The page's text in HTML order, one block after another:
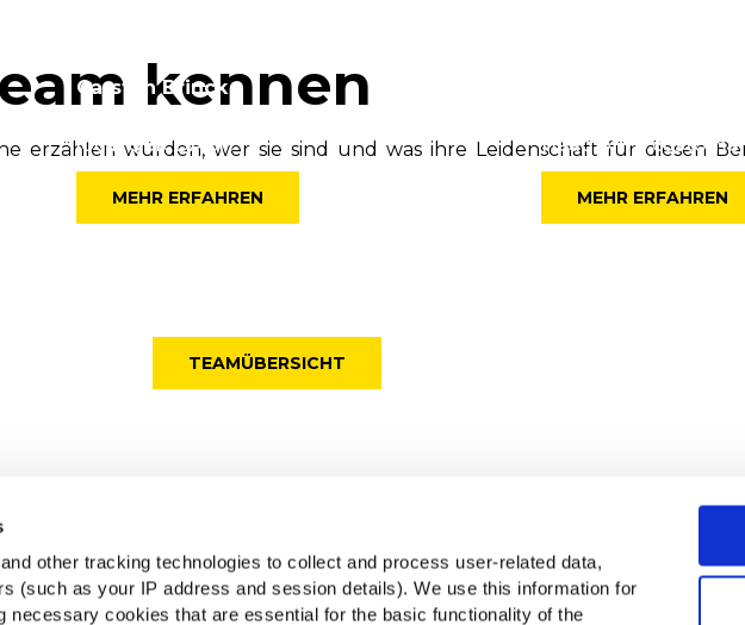
other tracking technologies to collect and process user-related data,
(such as your IP address and session details). We use this information for
necessary cookies that are essential for the basic functionality of the
kennen
erzählen würden, wer sie sind und was ihre Leidenschaft für diesen
Carsten Brinck
local QSR DACH
MEHR ERFAHREN
Head of FS
MEHR ERFAHREN
TEAMÜBERSICHT
sind unser Antrieb
Alle Länder anzeigen